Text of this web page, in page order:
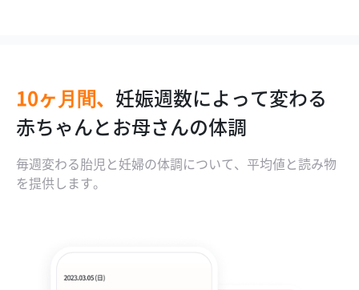
10ヶ月間、 妊娠週数によって変わる
赤ちゃんとお母さんの体調
毎週変わる胎児と妊婦の体調について、平均値と読み物
を提供します。
エコー写真の数値を分析
するOCR機能
赤ちゃんがお腹のなかで
どのように成長しているのかを確認
妊娠前のBMIによって妊婦
の体重管理